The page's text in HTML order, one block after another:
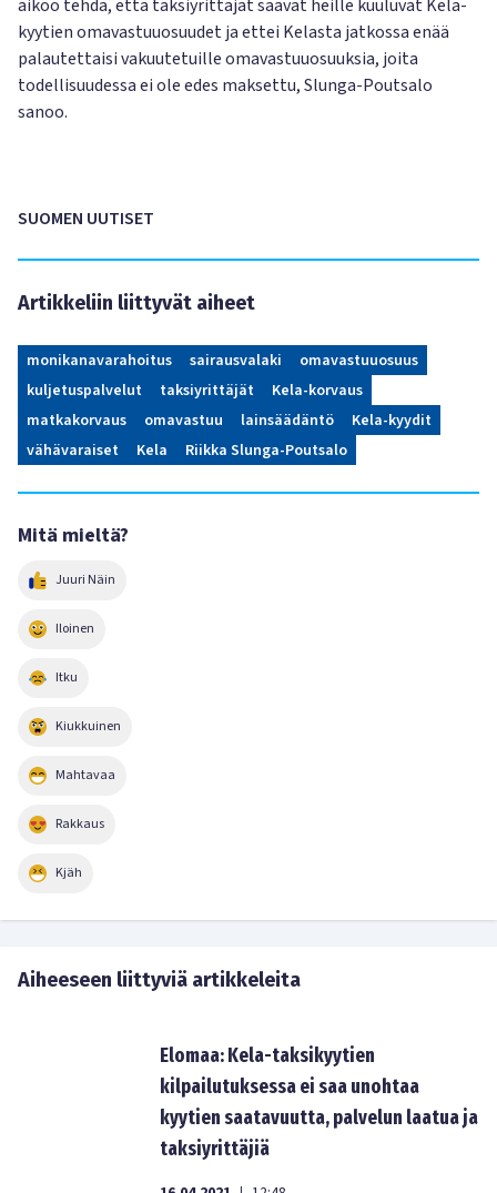
aikoo tehdä, että taksiyrittäjät saavat heille kuuluvat Kela-
kyytien omavastuuosuudet ja ettei Kelasta jatkossa enää
palautettaisi vakuutetuille omavastuuosuuksia, joita
todellisuudessa ei ole edes maksettu, Slunga-Poutsalo
sanoo.
SUOMEN UUTISET
Artikkeliin liittyvät aiheet
monikanavarahoitus sairausvalaki
omavastuuosuus
kuljetuspalvelut
taksiyrittäjät
Kela-korvaus
matkakorvaus
omavastuu lainsäädäntö
Kela-kyydit
vähävaraiset
Kela Riikka Slunga-Poutsalo
Mitä mieltä?
Juuri Näin
Iloinen
Itku
Kiukkuinen
Mahtavaa
Rakkaus
Kjäh
Aiheeseen liittyviä artikkeleita
Elomaa: Kela-taksikyytien
kilpailutuksessa ei saa unohtaa
kyytien saatavuutta, palvelun laatua ja
taksiyrittäjiä